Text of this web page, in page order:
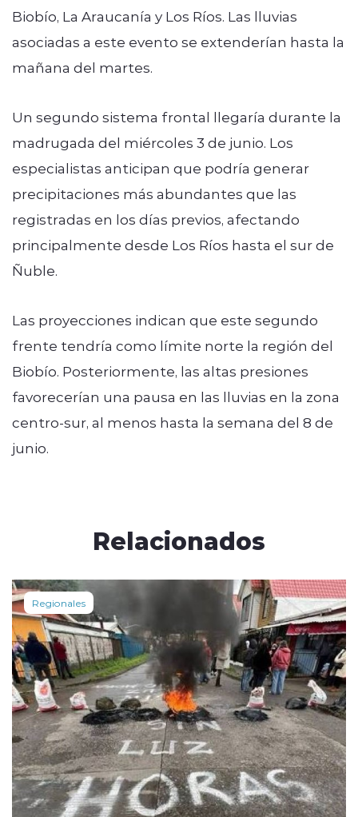
Biobío, La Araucanía y Los Ríos. Las lluvias
asociadas a este evento se extenderían hasta la
mañana del martes.
Un segundo sistema frontal llegaría durante la
madrugada del miércoles 3 de junio. Los
especialistas anticipan que podría generar
precipitaciones más abundantes que las
registradas en los días previos, afectando
principalmente desde Los Ríos hasta el sur de
Ñuble.
Las proyecciones indican que este segundo
frente tendría como límite norte la región del
Biobío. Posteriormente, las altas presiones
favorecerían una pausa en las lluvias en la zona
centro-sur, al menos hasta la semana del 8 de
junio.
Relacionados
Regionales